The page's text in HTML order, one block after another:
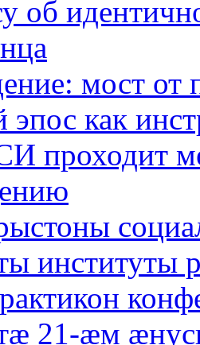
об
мост
эпос как
проходит
21-æм